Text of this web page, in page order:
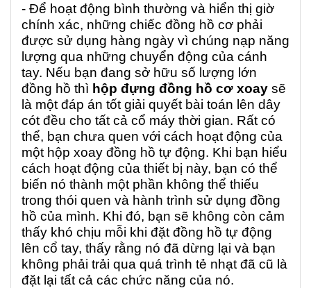
- Để hoạt động bình thường và hiển thị giờ
chính xác, những chiếc đồng hồ cơ phải
được sử dụng hàng ngày vì chúng nạp năng
lượng qua những chuyển động của cánh
tay. Nếu bạn đang sở hữu số lượng lớn
đồng hồ thì hộp đựng đồng hồ cơ xoay sẽ
là một đáp án tốt giải quyết bài toán lên dây
cót đều cho tất cả cổ máy thời gian. Rất có
thể, bạn chưa quen với cách hoạt động của
một hộp xoay đồng hồ tự động. Khi bạn hiểu
cách hoạt động của thiết bị này, bạn có thể
biến nó thành một phần không thể thiếu
trong thói quen và hành trình sử dụng đồng
hồ của mình. Khi đó, bạn sẽ không còn cảm
thấy khó chịu mỗi khi đặt đồng hồ tự động
lên cổ tay, thấy rằng nó đã dừng lại và bạn
không phải trải qua quá trình tẻ nhạt đã cũ là
đặt lại tất cả các chức năng của nó.